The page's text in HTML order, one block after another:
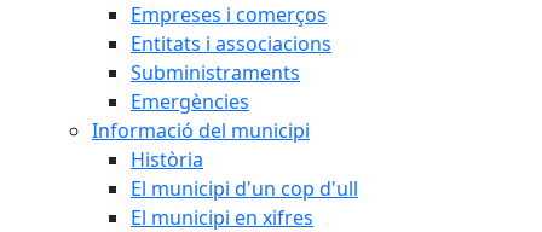
Empreses i comerços
Entitats i associacions
Subministraments
Emergències
Informació del municipi
Història
El municipi d'un cop d'ull
El municipi en xifres